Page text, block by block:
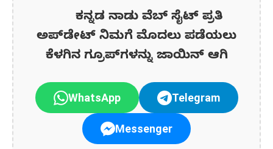
ಕನ್ನಡ ನಾಡು ವೆಬ್ ಸೈಟ್ ಪ್ರತಿ
ಅಪ್‌ಡೇಟ್‌ ನಿಮಗೆ ಮೊದಲು ಪಡೆಯಲು
ಕೆಳಗಿನ ಗ್ರೂಪ್‌ಗಳನ್ನು ಜಾಯಿನ್ ಆಗಿ
WhatsApp Telegram
Messenger